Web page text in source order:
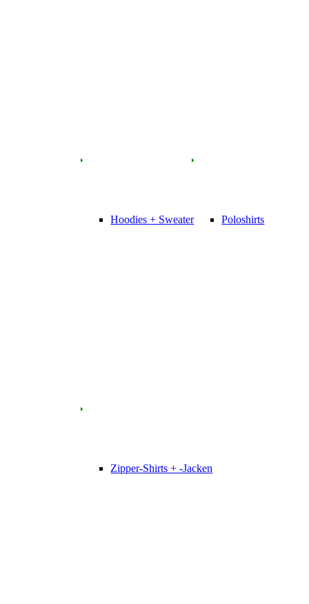
Hoodies + Sweater Poloshirts
Zipper-Shirts + -Jacken